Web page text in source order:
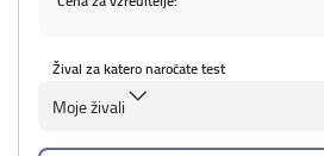
Žival za katero naročate test
Moje živali